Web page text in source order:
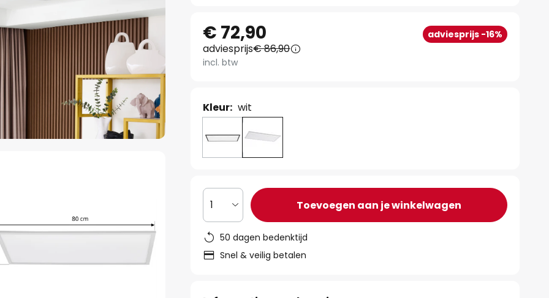
€ 72,90 adviesprijs -16%
adviesprijs€ 86,90
incl. btw
Kleur: wit
1 Toevoegen aan je winkelwagen
50 dagen bedenktijd
Snel & veilig betalen